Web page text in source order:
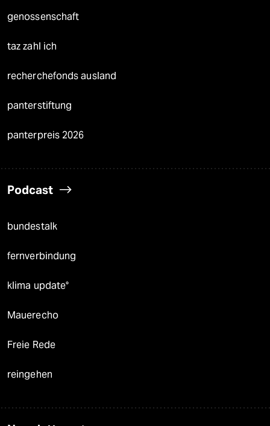
genossenschaft
taz zahl ich
recherchefonds ausland
panterstiftung
panterpreis 2026
Podcast
bundestalk
fernverbindung
klima update°
Mauerecho
Freie Rede
reingehen